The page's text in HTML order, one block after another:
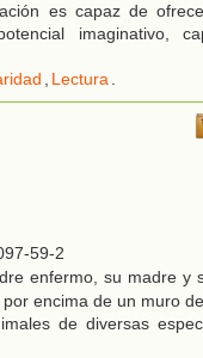
es capaz de
imaginativo,
, Lectura.
59-2
enfermo, su madre y
encima de un muro
de diversas